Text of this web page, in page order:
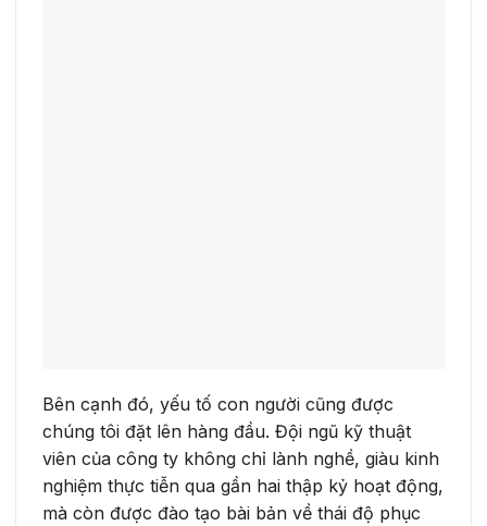
Bên cạnh đó, yếu tố con người cũng được
chúng tôi đặt lên hàng đầu. Đội ngũ kỹ thuật
viên của công ty không chỉ lành nghề, giàu kinh
nghiệm thực tiễn qua gần hai thập kỷ hoạt động,
mà còn được đào tạo bài bản về thái độ phục